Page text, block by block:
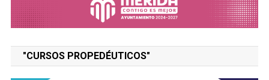
"CURSOS PROPEDÉUTICOS"